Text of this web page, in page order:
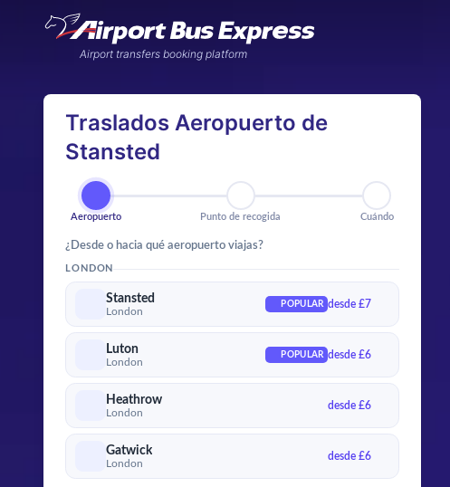
Airport transfers booking platform
Traslados Aeropuerto de
Stansted
Aeropuerto
Aeropuerto
Punto de recogida
Punto de recogida
Cuándo
Cuándo
¿Desde o hacia qué aeropuerto viajas?
LONDON
Stansted
London
POPULAR desde £7
Luton
London
POPULAR desde £6
Heathrow
London
desde £6
Gatwick
London
desde £6